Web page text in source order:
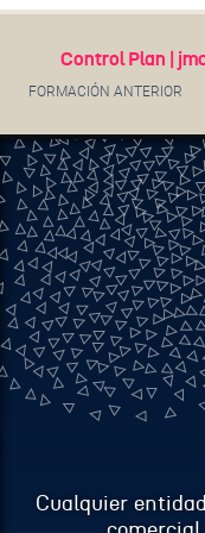
Control Plan |
FORMACIÓN ANTERIOR
Cualquier
ASUNTO
MENSAJE